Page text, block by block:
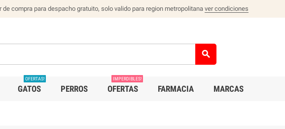
de compra para despacho gratuito, solo valido para region metropolitana ver condiciones
search
GATOS
OFERTAS!
PERROS OFERTAS
IMPERDIBLES!
FARMACIA MARCAS